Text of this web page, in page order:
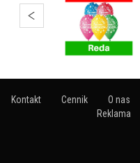
Kontakt Cennik O nas
Reklama